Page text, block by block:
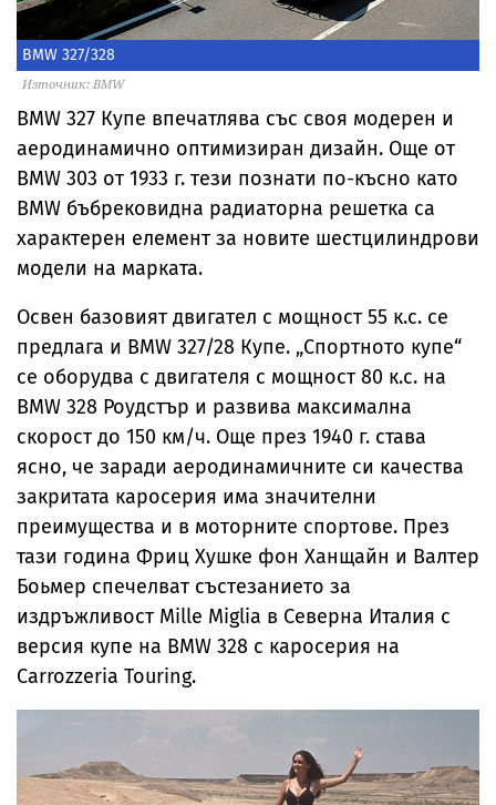
BMW 327/328
Източник: BMW
BMW 327 Купе впечатлява със своя модерен и
аеродинамично оптимизиран дизайн. Още от
BMW 303 от 1933 г. тези познати по-късно като
BMW бъбрековидна радиаторна решетка са
характерен елемент за новите шестцилиндрови
модели на марката.
Освен базовият двигател с мощност 55 к.с. се
предлага и BMW 327/28 Купе. „Спортното купе“
се оборудва с двигателя с мощност 80 к.с. на
BMW 328 Роудстър и развива максимална
скорост до 150 км/ч. Още през 1940 г. става
ясно, че заради аеродинамичните си качества
закритата каросерия има значителни
преимущества и в моторните спортове. През
тази година Фриц Хушке фон Ханщайн и Валтер
Боьмер спечелват състезанието за
издръжливост Mille Miglia в Северна Италия с
версия купе на BMW 328 с каросерия на
Carrozzeria Touring.